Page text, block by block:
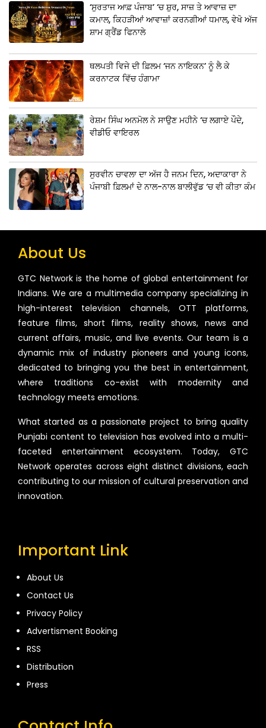
‘ਸੁਰਤਾਜ ਆਫ਼ ਪੰਜਾਬ’ ‘ਚ ਸ਼ੁਰ, ਸਾਜ਼ ਤੇ ਆਵਾਜ਼ ਦਾ
ਕਮਾਲ, ਕਿਹੜੀਆਂ ਆਵਾਜ਼ਾਂ ਕਰਨਗੀਆਂ ਧਮਾਲ, ਵੇਖੋ ਅੱਜ
ਸ਼ਾਮ ਗ੍ਰੈਂਡ ਫਿਨਾਲੇ
ਥਲਪਤੀ ਵਿਜੇ ਦੀ ਫ਼ਿਲਮ ‘ਜਨ ਨਾਇਕਨ’ ਨੂੰ ਲੈ ਕੇ
ਕਰਨਾਟਕ ਵਿੱਚ ਹੰਗਾਮਾ
ਰੇਸ਼ਮ ਸਿੰਘ ਅਨਮੋਲ ਨੇ ਸਾਉਣ ਮਹੀਨੇ ‘ਚ ਲਗਾਏ ਪੌਦੇ,
ਵੀਡੀਓ ਵਾਇਰਲ
ਸੁਰਵੀਨ ਚਾਵਲਾ ਦਾ ਅੱਜ ਹੈ ਜਨਮ ਦਿਨ, ਅਦਾਕਾਰਾ ਨੇ
ਪੰਜਾਬੀ ਫ਼ਿਲਮਾਂ ਦੇ ਨਾਲ-ਨਾਲ ਬਾਲੀਵੁੱਡ ‘ਚ ਵੀ ਕੀਤਾ ਕੰਮ
About Us
GTC Network is the home of global entertainment for
Indians. We are a multimedia company specializing in
high-interest television channels, OTT platforms,
feature films, short films, reality shows, news and
current affairs, music, and live events. Our team is a
dynamic mix of industry pioneers and young icons,
dedicated to bringing you the best in entertainment,
where traditions co-exist with modernity and
technology meets emotions.
What started as a passionate project to bring quality
Punjabi content to television has evolved into a multi-
faceted entertainment ecosystem. Today, GTC
Network operates across eight distinct divisions, each
contributing to our mission of cultural preservation and
innovation.
Important Link
About Us
Contact Us
Privacy Policy
Advertisment Booking
RSS
Distribution
Press